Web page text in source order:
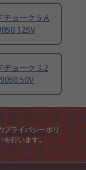
ョーク 5 A
125V
ョーク 3.2
50V
プライバシーポリ
行います。